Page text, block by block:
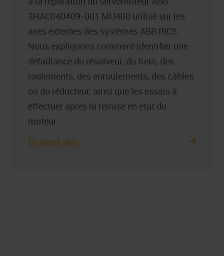
3HAC040409-001 MU400 utilisé sur les
axes externes des systèmes ABB IRC5.
Nous expliquons comment identifier une
défaillance du résolveur, du frein, des
roulements, des enroulements, des câbles
ou du réducteur, ainsi que les essais à
effectuer après la remise en état du
moteur.
En savoir plus